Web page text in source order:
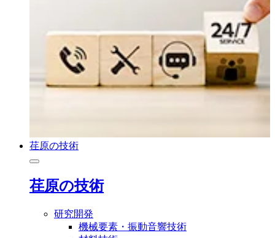
荏原の技術
荏原の技術
研究開発
機械要素・振動音響技術